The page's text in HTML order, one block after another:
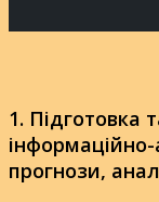
1. Підготовка
інформаційно-
прогнози,